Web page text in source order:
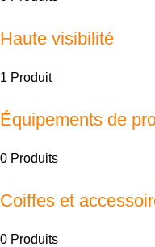
Haute visibilité
1 Produit
Équipements de
0 Produits
Coiffes et
0 Produits